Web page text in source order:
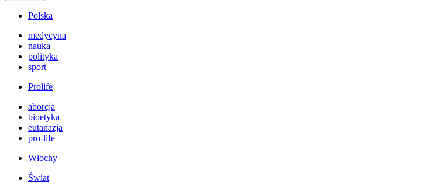
Polska
medycyna
nauka
polityka
sport
Prolife
aborcja
bioetyka
eutanazja
pro-life
Włochy
Świat